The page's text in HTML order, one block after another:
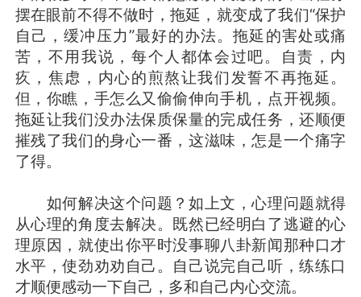
摆在眼前不得不做时，拖延，就变成了我们“保护
自己，缓冲压力”最好的办法。拖延的害处或痛
苦，不用我说，每个人都体会过吧。自责，内
疚，焦虑，内心的煎熬让我们发誓不再拖延。
但，你瞧，手怎么又偷偷伸向手机，点开视频。
拖延让我们没办法保质保量的完成任务，还顺便
摧残了我们的身心一番，这滋味，怎是一个痛字
了得。
如何解决这个问题？如上文，心理问题就得
从心理的角度去解决。既然已经明白了逃避的心
理原因，就使出你平时没事聊八卦新闻那种口才
水平，使劲劝劝自己。自己说完自己听，练练口
才顺便感动一下自己，多和自己内心交流。